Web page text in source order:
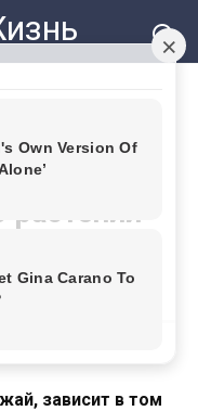
никогда
растений
зависит в том